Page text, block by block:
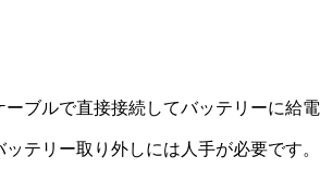
ブルで直接接続してバッテリーに給電
テリー取り外しには人手が必要です。